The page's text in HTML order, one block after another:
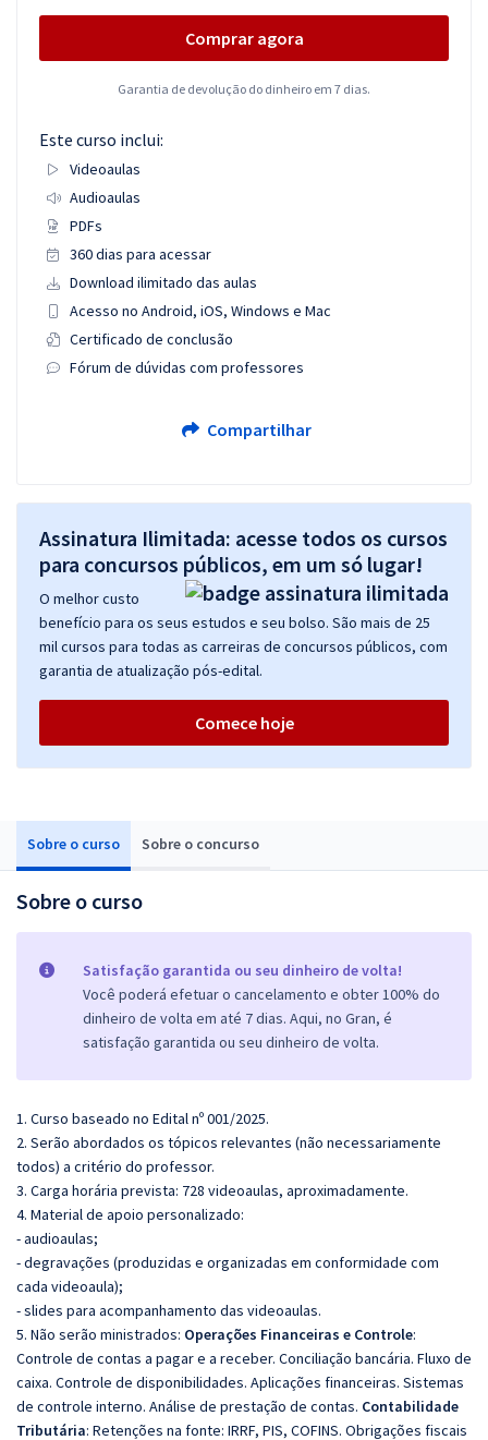
Sobre o curso Sobre o concurso
Sobre o curso
Satisfação garantida ou seu dinheiro de volta!
Você poderá efetuar o cancelamento e obter 100% do
dinheiro de volta em até 7 dias. Aqui, no Gran, é
satisfação garantida ou seu dinheiro de volta.
1. Curso baseado no Edital nº 001/2025.
2. Serão abordados os tópicos relevantes (não necessariamente
todos) a critério do professor.
3. Carga horária prevista: 728 videoaulas, aproximadamente.
4. Material de apoio personalizado:
- audioaulas;
- degravações (produzidas e organizadas em conformidade com
cada videoaula);
- slides para acompanhamento das videoaulas.
5. Não serão ministrados: Operações Financeiras e Controle:
Controle de contas a pagar e a receber. Conciliação bancária. Fluxo de
caixa. Controle de disponibilidades. Aplicações financeiras. Sistemas
de controle interno. Análise de prestação de contas. Contabilidade
Tributária: Retenções na fonte: IRRF, PIS, COFINS. Obrigações fiscais
Comprar agora
Garantia de devolução do dinheiro em 7 dias.
Este curso inclui:
Videoaulas
Audioaulas
PDFs
360 dias para acessar
Download ilimitado das aulas
Acesso no Android, iOS, Windows e Mac
Certificado de conclusão
Fórum de dúvidas com professores
Compartilhar
Assinatura Ilimitada: acesse todos os cursos
para concursos públicos, em um só lugar!
O melhor custo
benefício para os seus estudos e seu bolso. São mais de 25
mil cursos para todas as carreiras de concursos públicos, com
garantia de atualização pós-edital.
Comece hoje